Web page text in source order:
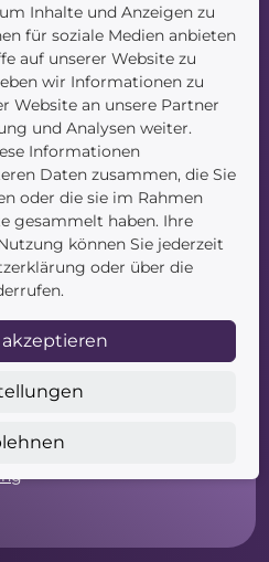
Inhalte und Anzeigen zu
für soziale Medien anbieten
auf unserer Website zu
wir Informationen zu
Website an unsere Partner
und Analysen weiter.
Informationen
Daten zusammen, die Sie
oder die sie im Rahmen
gesammelt haben. Ihre
können Sie jederzeit
oder über die
akzeptieren